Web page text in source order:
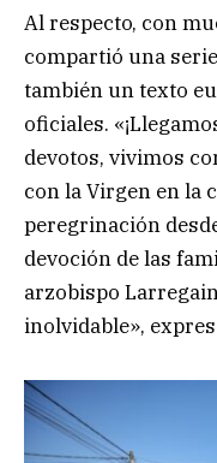
Al respecto, con
compartió una
también un texto
oficiales.
devotos, vivimos
con la Virgen en la
peregrinación
devoción de las
arzobispo
inolvidable»,